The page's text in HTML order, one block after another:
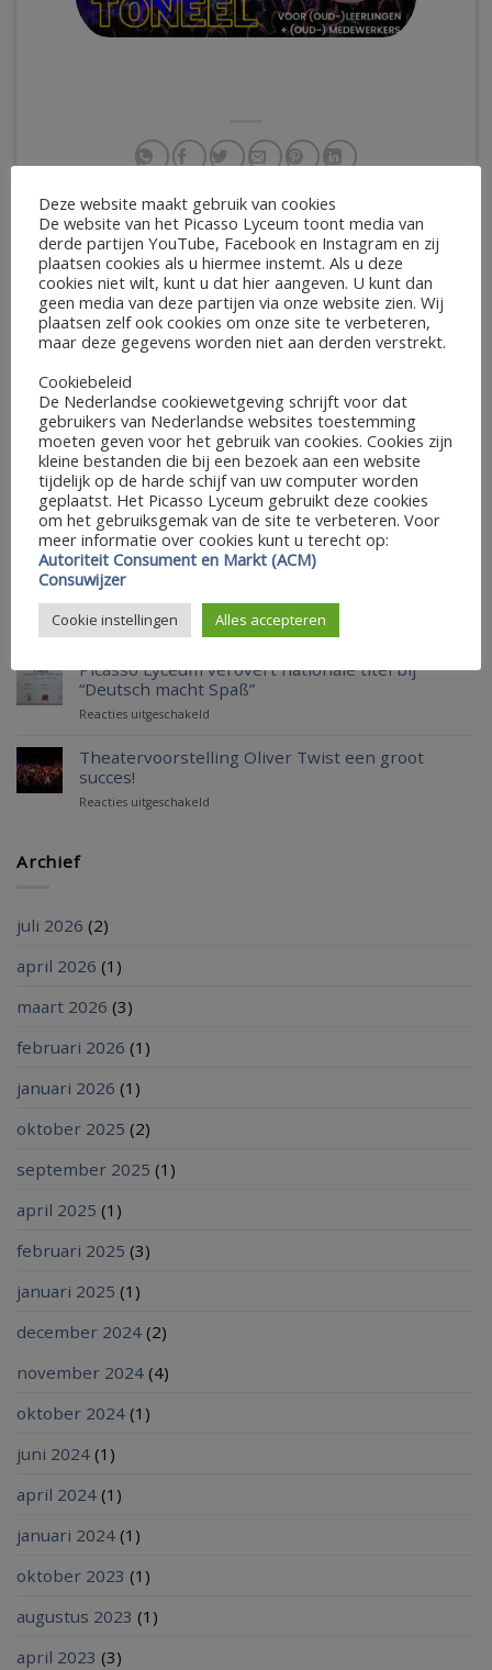
⚖️Kruip in de huid van een
rechter, officier of advocaat
Leerlingen winnen € 2.500
voor Wijktuin
Meest recent
Fijne zomervakantie!
Reacties uitgeschakeld voor
Fijne
zomervakantie!
Gefeliciteerd aan al onze geslaagde leerlingen!
Reacties uitgeschakeldvoor
Gefeliciteerd
onze
leerlingen!
Alumninetwerk Picasso Lyceum
Reacties uitgeschakeld
voor
Lyceum
Picasso Lyceum verovert nationale titel bij
“Deutsch macht Spaß”
Reacties uitgeschakeld
Lyceum
verovert
Theatervoorstelling Oliver Twist een groot
succes!
Reacties uitgeschakeld
Archief
juli 2026 (2)
april 2026 (1)
maart 2026 (3)
februari 2026 (1)
januari 2026 (1)
oktober 2025 (2)
september 2025 (1)
april 2025 (1)
februari 2025 (3)
januari 2025 (1)
december 2024 (2)
november 2024 (4)
oktober 2024 (1)
juni 2024 (1)
april 2024 (1)
januari 2024 (1)
oktober 2023 (1)
augustus 2023 (1)
april 2023 (3)
Deze website maakt gebruik van cookies
De website van het Picasso Lyceum toont media van
derde partijen YouTube, Facebook en Instagram en zij
plaatsen cookies als u hiermee instemt. Als u deze
cookies niet wilt, kunt u dat hier aangeven. U kunt dan
geen media van deze partijen via onze website zien. Wij
plaatsen zelf ook cookies om onze site te verbeteren,
maar deze gegevens worden niet aan derden verstrekt.
Cookiebeleid
De Nederlandse cookiewetgeving schrijft voor dat
gebruikers van Nederlandse websites toestemming
moeten geven voor het gebruik van cookies. Cookies zijn
kleine bestanden die bij een bezoek aan een website
tijdelijk op de harde schijf van uw computer worden
geplaatst. Het Picasso Lyceum gebruikt deze cookies
om het gebruiksgemak van de site te verbeteren. Voor
meer informatie over cookies kunt u terecht op:
Autoriteit Consument en Markt (ACM)
Consuwijzer
Cookie instellingen Alles accepteren